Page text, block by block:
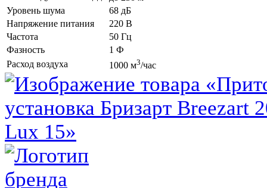
Уровень шума
68 дБ
Напряжение питания
220 В
Частота
50 Гц
Фазность
1 Ф
Расход воздуха
1000 м3/час